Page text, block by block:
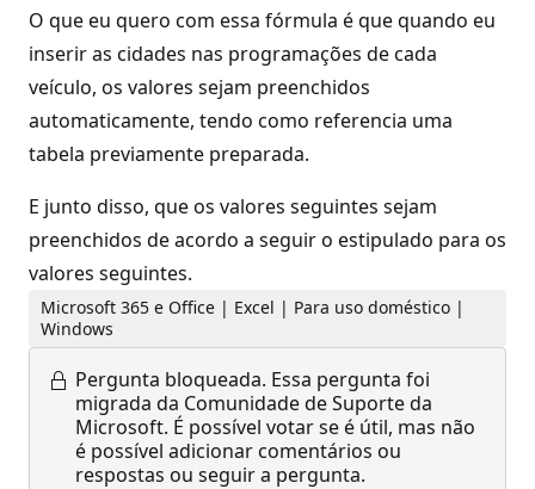
O que eu quero com essa fórmula é que quando eu
inserir as cidades nas programações de cada
veículo, os valores sejam preenchidos
automaticamente, tendo como referencia uma
tabela previamente preparada.
E junto disso, que os valores seguintes sejam
preenchidos de acordo a seguir o estipulado para os
valores seguintes.
Microsoft 365 e Office | Excel | Para uso doméstico |
Windows
Pergunta bloqueada. Essa pergunta foi
migrada da Comunidade de Suporte da
Microsoft. É possível votar se é útil, mas não
é possível adicionar comentários ou
respostas ou seguir a pergunta.